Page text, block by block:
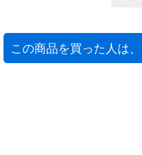
この商品を買った人は